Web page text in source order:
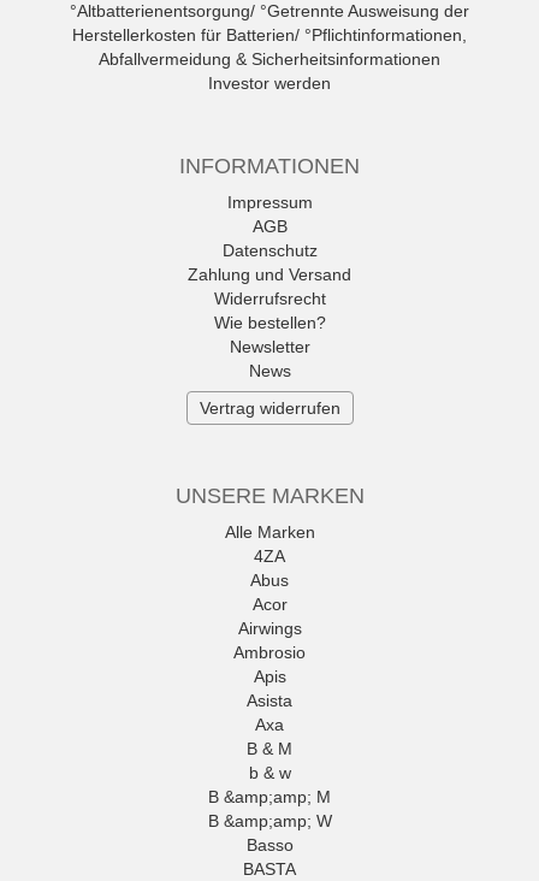
°Altbatterienentsorgung/ °Getrennte Ausweisung der
Herstellerkosten für Batterien/ °Pflichtinformationen,
Abfallvermeidung & Sicherheitsinformationen
Investor werden
INFORMATIONEN
Impressum
AGB
Datenschutz
Zahlung und Versand
Widerrufsrecht
Wie bestellen?
Newsletter
News
Vertrag widerrufen
UNSERE MARKEN
Alle Marken
4ZA
Abus
Acor
Airwings
Ambrosio
Apis
Asista
Axa
B & M
b & w
B &amp;amp; M
B &amp;amp; W
Basso
BASTA